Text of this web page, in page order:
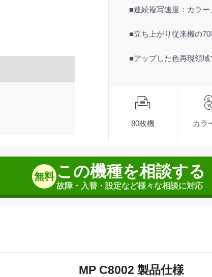
■連続複写速度：カラ
■立ち上がり従来機の
■アップした色再現領
80枚機 カラ
無料この機種を相談する
故障・入替・設定など様々な相談に対応
MP C8002 製品仕様